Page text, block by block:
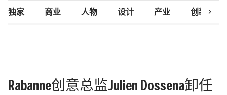
独家 商业 人物 设计 产业 创新研究
chevron_right
Rabanne创意总监Julien Dossena卸任